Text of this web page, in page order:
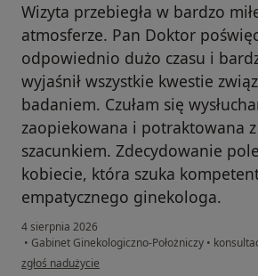
Wizyta przebiegła w bardzo
atmosferze. Pan Doktor
odpowiednio dużo czasu i
wyjaśnił wszystkie kwestie
badaniem. Czułam się
zaopiekowana i potraktowana
szacunkiem. Zdecydowanie
kobiecie, która szuka
empatycznego ginekologa.
4 sierpnia 2026
• Gabinet Ginekologiczno-Położniczy •
w opinii użytkownika MK
zgłoś nadużycie